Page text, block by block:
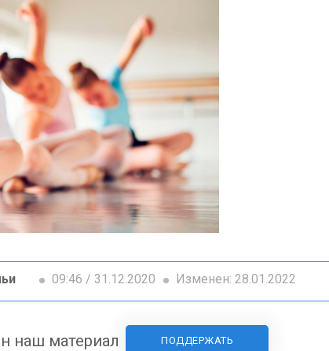
09:46 / 31.12.2020 Изменен: 28.01.2022
наш материал ПОДДЕРЖАТЬ